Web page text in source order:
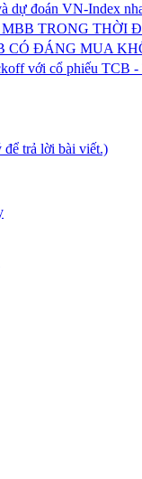
dự đoán VN-Index
TRONG THỜI
CÓ ĐÁNG MUA
với cổ phiếu TCB
trả lời bài viết.)